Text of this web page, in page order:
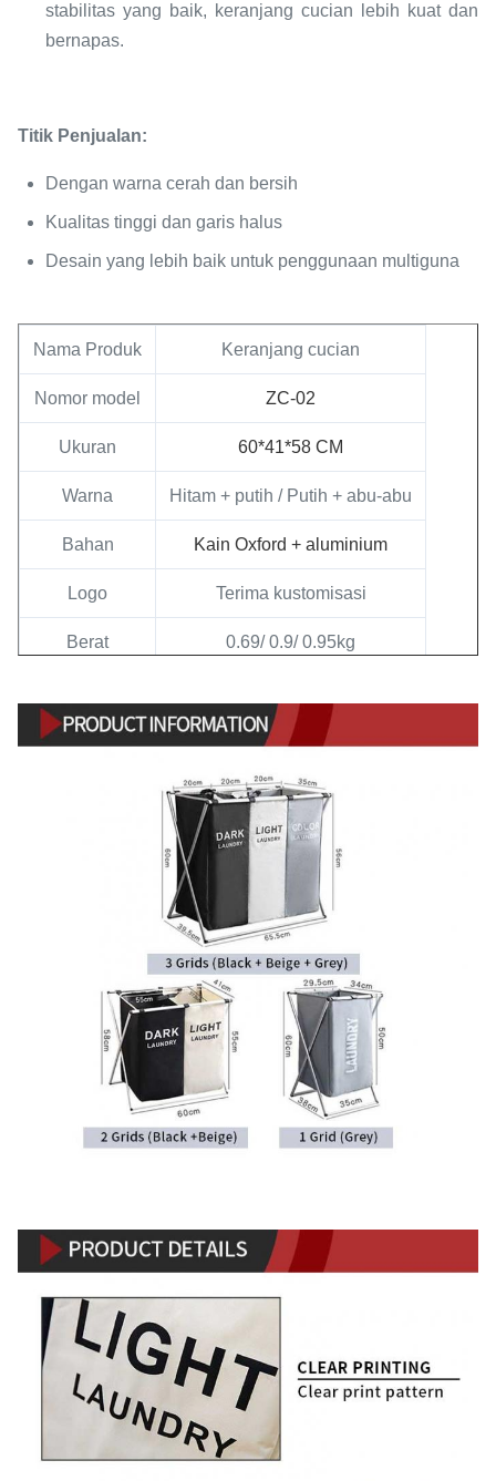
stabilitas yang baik, keranjang cucian lebih kuat dan
bernapas.
Titik Penjualan:
Dengan warna cerah dan bersih
Kualitas tinggi dan garis halus
Desain yang lebih baik untuk penggunaan multiguna
Nama Produk Keranjang cucian
Nomor model ZC-02
Ukuran 60*41*58 CM
Warna Hitam + putih / Putih + abu-abu
Bahan Kain Oxford + aluminium
Logo Terima kustomisasi
Berat 0.69/ 0.9/ 0.95kg